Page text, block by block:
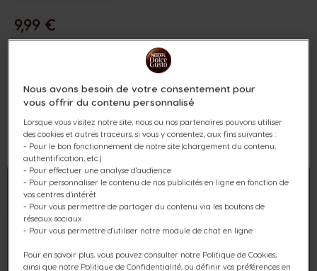
9,99 €
Ajouter Aux Favoris
Ajouter Aux Favoris
Nous avons besoin de votre consentement pour
vous offrir du contenu personnalisé
Lorsque vous visitez notre site, nous ou nos partenaires pouvons utiliser
des cookies et autres traceurs, si vous y consentez, aux fins suivantes :
- Pour le bon fonctionnement de notre site (chargement du contenu,
authentification, etc.)
- Pour effectuer une analyse d'audience
- Pour personnaliser le contenu de nos publicités en ligne en fonction de
vos centres d'intérêt
- Pour vous permettre de partager du contenu via les boutons de
réseaux sociaux
- Pour vous permettre d'utiliser notre module de chat en ligne
Pour en savoir plus, vous pouvez consulter notre Politique de Cookies,
ainsi que notre Politique de Confidentialité, ou définir vos préférences en